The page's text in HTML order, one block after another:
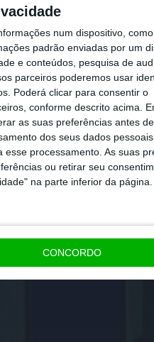
num dispositivo,
padrão enviadas por um
e conteúdos, pesquisa de
parceiros poderemos usar
Poderá clicar para consentir o
conforme descrito acima.
as suas preferências antes
dos seus dados
processamento. As suas
ou retirar seu
na parte inferior da página.
CONCORDO